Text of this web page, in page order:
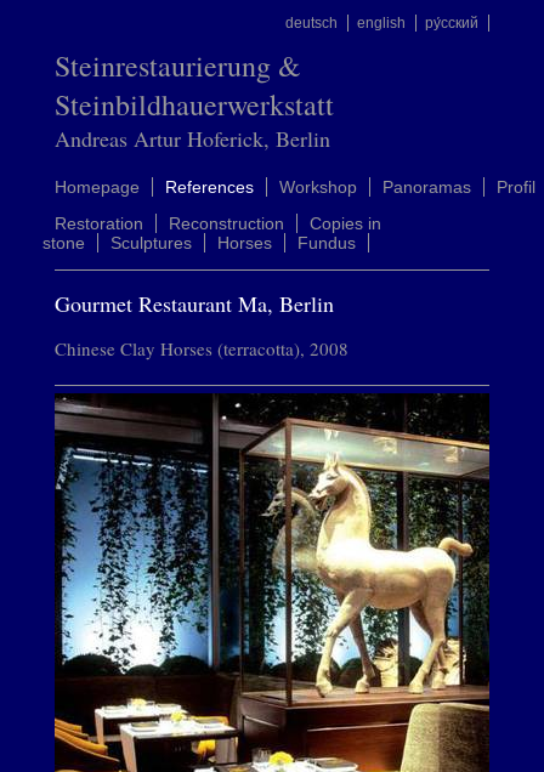
deutsch english ру́сский
Steinrestaurierung &
Steinbildhauerwerkstatt
Andreas Artur Hoferick, Berlin
Homepage References Workshop Panoramas
Profil
Restoration
Reconstruction
Copies in
stone
Sculptures Horses Fundus
Gourmet Restaurant Ma, Berlin
Chinese Clay Horses (terracotta), 2008